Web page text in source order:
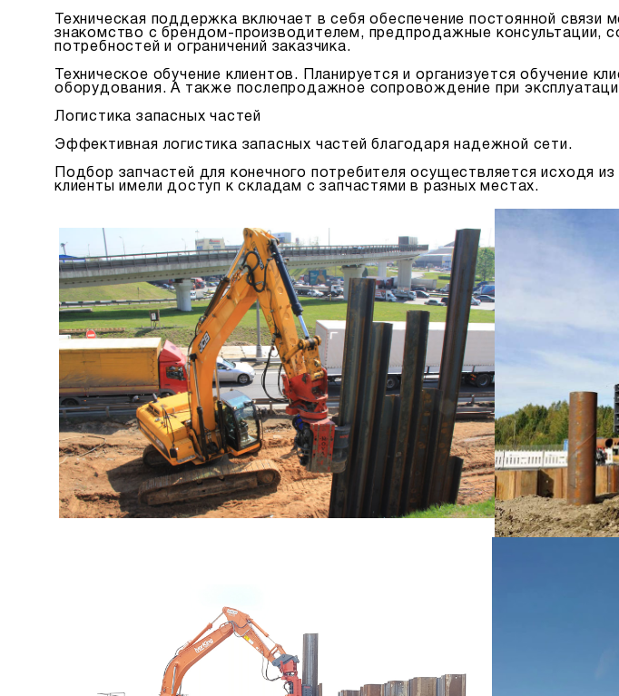
Техническая поддержка включает в себя обеспечение постоянной
знакомство с брендом-производителем, предпродажные консультации,
потребностей и ограничений заказчика.
Техническое обучение клиентов. Планируется и организуется обучение
оборудования. А также послепродажное сопровождение при
Логистика запасных частей
Эффективная логистика запасных частей благодаря надежной сети.
Подбор запчастей для конечного потребителя осуществляется исходя
клиенты имели доступ к складам с запчастями в разных местах.